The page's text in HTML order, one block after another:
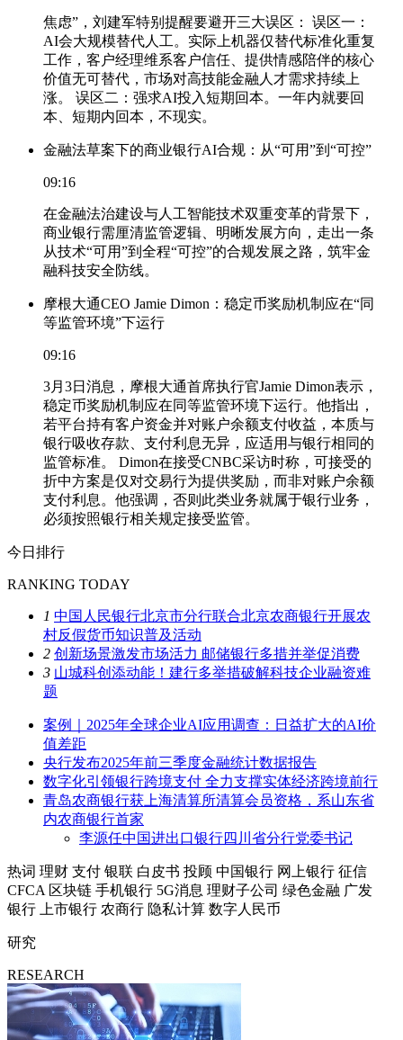
焦虑”，刘建军特别提醒要避开三大误区： 误区一：
AI会大规模替代人工。实际上机器仅替代标准化重复
工作，客户经理维系客户信任、提供情感陪伴的核心
价值无可替代，市场对高技能金融人才需求持续上
涨。 误区二：强求AI投入短期回本。一年内就要回
本、短期内回本，不现实。
金融法草案下的商业银行AI合规：从“可用”到“可控”
09:16
在金融法治建设与人工智能技术双重变革的背景下，
商业银行需厘清监管逻辑、明晰发展方向，走出一条
从技术“可用”到全程“可控”的合规发展之路，筑牢金
融科技安全防线。
摩根大通CEO Jamie Dimon：稳定币奖励机制应在“同
等监管环境”下运行
09:16
3月3日消息，摩根大通首席执行官Jamie Dimon表示，
稳定币奖励机制应在同等监管环境下运行。他指出，
若平台持有客户资金并对账户余额支付收益，本质与
银行吸收存款、支付利息无异，应适用与银行相同的
监管标准。 Dimon在接受CNBC采访时称，可接受的
折中方案是仅对交易行为提供奖励，而非对账户余额
支付利息。他强调，否则此类业务就属于银行业务，
必须按照银行相关规定接受监管。
今日排行
RANKING TODAY
1 中国人民银行北京市分行联合北京农商银行开展农
村反假货币知识普及活动
2 创新场景激发市场活力 邮储银行多措并举促消费
3 山城科创添动能！建行多举措破解科技企业融资难
题
案例｜2025年全球企业AI应用调查：日益扩大的AI价
值差距
央行发布2025年前三季度金融统计数据报告
数字化引领银行跨境支付 全力支撑实体经济跨境前行
青岛农商银行获上海清算所清算会员资格，系山东省
内农商银行首家
李源任中国进出口银行四川省分行党委书记
热词 理财 支付 银联 白皮书 投顾 中国银行 网上银行 征信
CFCA 区块链 手机银行 5G消息 理财子公司 绿色金融 广发
银行
上市银行 农商行 隐私计算 数字人民币
研究
RESEARCH